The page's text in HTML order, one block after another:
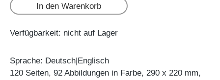
In den Warenkorb
Verfügbarkeit: nicht auf Lager
Sprache: Deutsch|Englisch
120 Seiten, 92 Abbildungen in Farbe, 290 x 220 mm,